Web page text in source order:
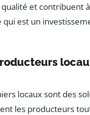
et contribuent à
qui est un
locaux sont des
les producteurs